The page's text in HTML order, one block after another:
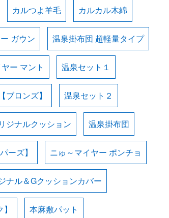
カルつよ羊毛 カルカル木綿
ガウン 温泉掛布団 超軽量タイプ
ー マント 温泉セット１
ブロンズ】 温泉セット２
ジナルクッション 温泉掛布団
ーズ】 ニゅ～マイヤー ポンチョ
ナル＆Gクッションカバー
本麻敷パット